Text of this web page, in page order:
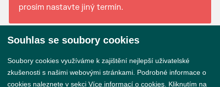
prosím nastavte jiný termín.
Souhlas se soubory cookies
Soubory cookies využíváme k zajištění nejlepší uživatelské
zkušenosti s našimi webovými stránkami. Podrobné informace o
cookies naleznete v sekci Více informací o cookies . Kliknutím na